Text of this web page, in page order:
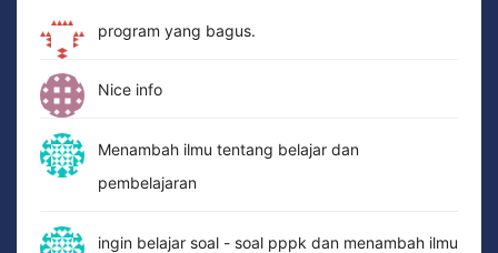
program yang bagus.
Nice info
Menambah ilmu tentang belajar dan
pembelajaran
ingin belajar soal - soal pppk dan menambah ilmu